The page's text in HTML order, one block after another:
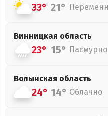
33° 21°
Винницкая область
23° 15°
Волынская область
24° 14° Облачно